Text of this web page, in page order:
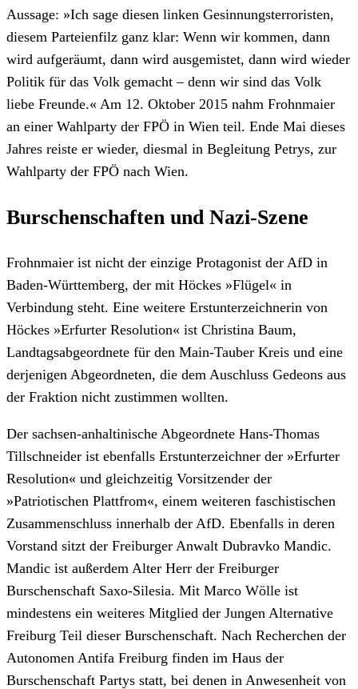
Aussage: »Ich sage diesen linken Gesinnungsterroristen,
diesem Parteienfilz ganz klar: Wenn wir kommen, dann
wird aufgeräumt, dann wird ausgemistet, dann wird wieder
Politik für das Volk gemacht – denn wir sind das Volk
liebe Freunde.« Am 12. Oktober 2015 nahm Frohnmaier
an einer Wahlparty der FPÖ in Wien teil. Ende Mai dieses
Jahres reiste er wieder, diesmal in Begleitung Petrys, zur
Wahlparty der FPÖ nach Wien.
Burschenschaften und Nazi-Szene
Frohnmaier ist nicht der einzige Protagonist der AfD in
Baden-Württemberg, der mit Höckes »Flügel« in
Verbindung steht. Eine weitere Erstunterzeichnerin von
Höckes »Erfurter Resolution« ist Christina Baum,
Landtagsabgeordnete für den Main-Tauber Kreis und eine
derjenigen Abgeordneten, die dem Auschluss Gedeons aus
der Fraktion nicht zustimmen wollten.
Der sachsen-anhaltinische Abgeordnete Hans-Thomas
Tillschneider ist ebenfalls Erstunterzeichner der »Erfurter
Resolution« und gleichzeitig Vorsitzender der
»Patriotischen Plattfrom«, einem weiteren faschistischen
Zusammenschluss innerhalb der AfD. Ebenfalls in deren
Vorstand sitzt der Freiburger Anwalt Dubravko Mandic.
Mandic ist außerdem Alter Herr der Freiburger
Burschenschaft Saxo-Silesia. Mit Marco Wölle ist
mindestens ein weiteres Mitglied der Jungen Alternative
Freiburg Teil dieser Burschenschaft. Nach Recherchen der
Autonomen Antifa Freiburg finden im Haus der
Burschenschaft Partys statt, bei denen in Anwesenheit von